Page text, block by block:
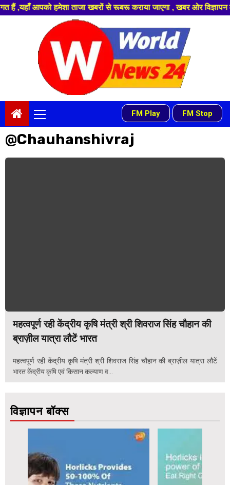
हमेशा ताजा खबरों से रूबरू कराया जाएगा , खबर ओर विज्ञापन के
Menu
FM Play - FM Stop
@Chauhanshivraj
महत्वपूर्ण रही केंद्रीय कृषि मंत्री श्री शिवराज सिंह चौहान की
ब्राज़ील यात्रा लौटें भारत
महत्वपूर्ण रही केंद्रीय कृषि मंत्री श्री शिवराज सिंह चौहान की ब्राज़ील यात्रा लौटें
भारत केंद्रीय कृषि एवं किसान कल्याण व...
विज्ञापन बॉक्स